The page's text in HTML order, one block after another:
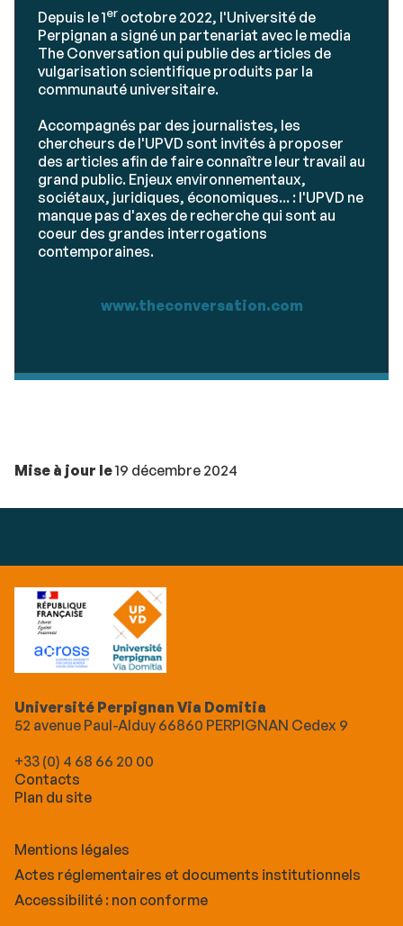
Depuis le 1er octobre 2022, l'Université de
Perpignan a signé un partenariat avec le media
The Conversation qui publie des articles de
vulgarisation scientifique produits par la
communauté universitaire.
Accompagnés par des journalistes, les
chercheurs de l'UPVD sont invités à proposer
des articles afin de faire connaître leur travail au
grand public. Enjeux environnementaux,
sociétaux, juridiques, économiques... : l'UPVD ne
manque pas d'axes de recherche qui sont au
coeur des grandes interrogations
contemporaines.
www.theconversation.com
Mise à jour le19 décembre 2024
Université Perpignan Via Domitia
52 avenue Paul-Alduy 66860 PERPIGNAN Cedex 9
+33 (0) 4 68 66 20 00
Contacts
Plan du site
Mentions légales
Actes réglementaires et documents institutionnels
Accessibilité : non conforme